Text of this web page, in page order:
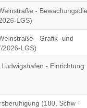
-
LGS)
- Grafik- und
2026-LGS)
- Einrichtung:
(180, Schw -